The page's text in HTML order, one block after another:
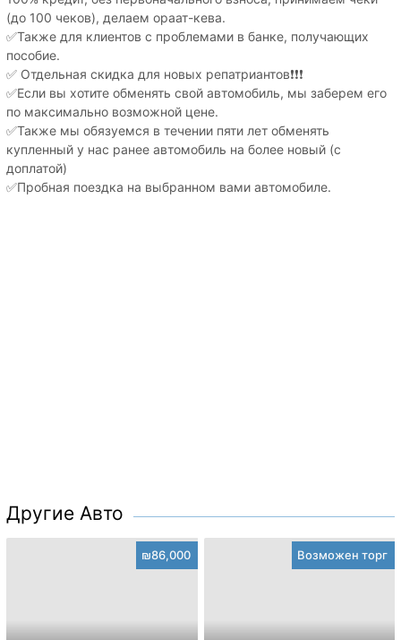
(до 100 чеков), делаем ораат-кева.
✅Также для клиентов с проблемами в банке, получающих
пособие.
✅ Отдельная скидка для новых репатриантов❗️❗️❗️
✅Если вы хотите обменять свой автомобиль, мы заберем его
по максимально возможной цене.
✅Также мы обязуемся в течении пяти лет обменять
купленный у нас ранее автомобиль на более новый (с
доплатой)
✅Пробная поездка на выбранном вами автомобиле.
Другие Авто
₪86,000 Возможен торг